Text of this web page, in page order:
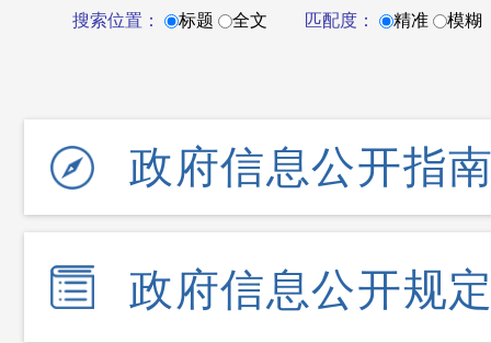
搜索位置： 标题 全文 匹配度： 精准 模糊
政府信息公开指
政府信息公开规